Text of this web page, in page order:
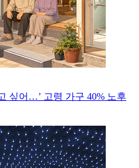
싶어…’ 고령 가구 40% 노후